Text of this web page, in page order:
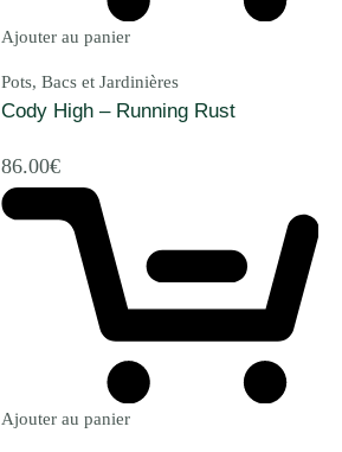
Ajouter au panier
Pots, Bacs et Jardinières
Cody High – Running Rust
86.00€
Ajouter au panier